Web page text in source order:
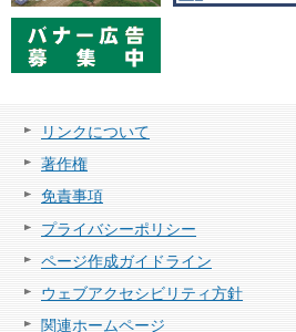
リンクについて
著作権
免責事項
プライバシーポリシー
ページ作成ガイドライン
ウェブアクセシビリティ方針
関連ホームページ